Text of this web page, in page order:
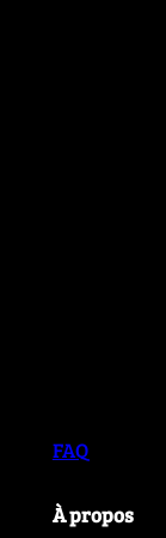
FAQ
À propos